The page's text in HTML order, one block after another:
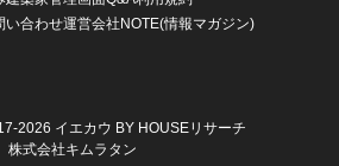
い合わせ運営会社 NOTE(情報マガジン)
2026 イエカウ BY HOUSEリサーチ
株式会社キムラタン